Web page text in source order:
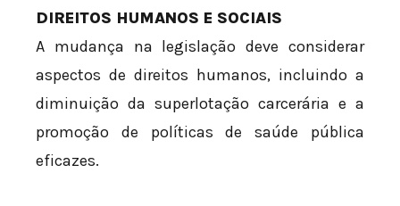
DIREITOS HUMANOS E SOCIAIS
A mudança na legislação deve considerar
aspectos de direitos humanos, incluindo a
diminuição da superlotação carcerária e a
promoção de políticas de saúde pública
eficazes.